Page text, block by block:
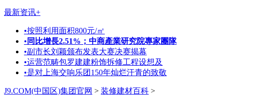
最新资讯+
•按照利用面积800元/㎡
• 同比增長2.51%；中商產業研究院專家團隊
•副市长刘颖颁布发表大赛决赛揭幕
•运营范畴包罗建建粉饰拆修工程设想及
•是对上海交响乐团150年灿烂汗青的致敬
J9.COM(中国区)集团官网 > 装修建材百科 >